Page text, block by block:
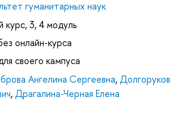
гуманитарных наук
курс, 3, 4 модуль
онлайн-курса
своего кампуса
Ангелина Сергеевна,Долгоруков
,Драгалина-Черная Елена